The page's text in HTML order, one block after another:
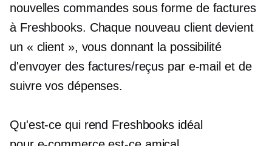
nouvelles commandes sous forme de factures
à Freshbooks. Chaque nouveau client devient
un « client », vous donnant la possibilité
d'envoyer des factures/reçus par e-mail et de
suivre vos dépenses.
Qu'est-ce qui rend Freshbooks idéal